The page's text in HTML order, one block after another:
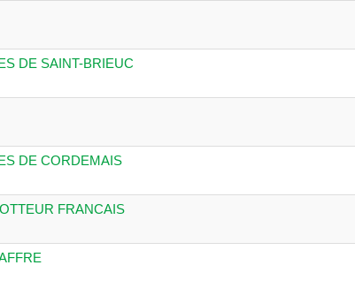
DE SAINT-BRIEUC
DE CORDEMAIS
FRANCAIS